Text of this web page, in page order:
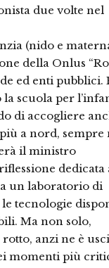
due volte nel
(nido e
della Onlus
ed enti pubblici.
scuola per
di accogliere
a nord, sempre
il ministro
dedicata
un laboratorio di
le tecnologie
Ma non solo,
anzi ne è
momenti più